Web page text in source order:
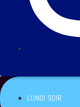
LUNDI SOIR